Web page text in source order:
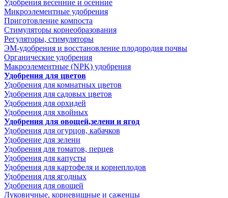
Удобрения весенние и осенние
Микроэлементные удобрения
Приготовление компоста
Стимуляторы корнеобразования
Регуляторы, стимуляторы
ЭМ-удобрения и восстановление плодородия почвы
Органические удобрения
Макроэлементные (NPK) удобрения
Удобрения для цветов
Удобрения для комнатных цветов
Удобрения для садовых цветов
Удобрения для орхидей
Удобрения для хвойных
Удобрения для овощей,зелени и ягод
Удобрения для огурцов, кабачков
Удобрение для зелени
Удобрения для томатов, перцев
Удобрения для капусты
Удобрения для картофеля и корнеплодов
Удобрения для ягодных
Удобрения для овощей
Луковичные, корневищные и саженцы